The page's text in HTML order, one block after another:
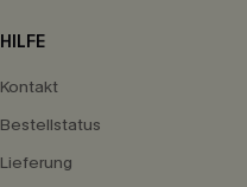
HILFE
Kontakt
Bestellstatus
Lieferung